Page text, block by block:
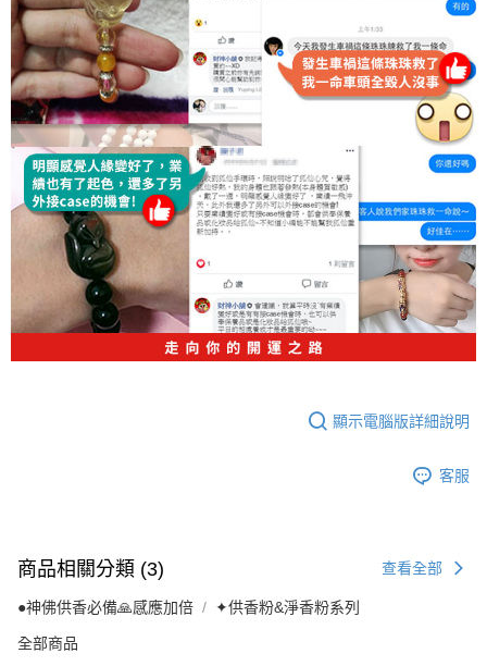
顯示電腦版詳細說明
客服
商品相關分類 (3) 查看全部
●神佛供香必備🙏感應加倍 ✦供香粉&淨香粉系列
全部商品